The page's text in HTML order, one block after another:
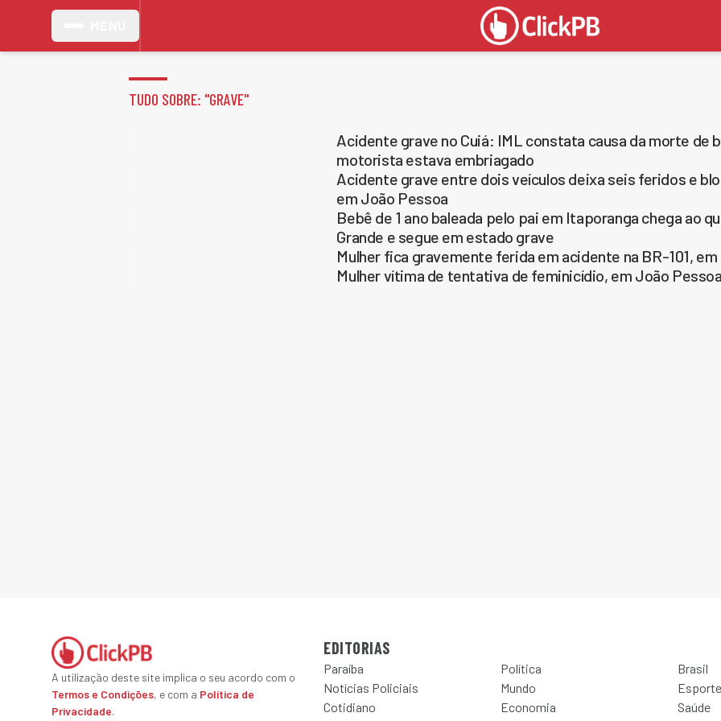
TUDO SOBRE: "GRAVE"
Acidente grave no Cuiá: IML constata causa da morte de
motorista estava embriagado
Acidente grave entre dois veículos deixa seis feridos e
em João Pessoa
Bebê de 1 ano baleada pelo pai em Itaporanga chega ao
Grande e segue em estado grave
Mulher fica gravemente ferida em acidente na BR-101,
Mulher vítima de tentativa de feminicídio, em João
A utilização deste site implica o seu acordo com o
Termos e Condições, e com a Política de
Privacidade.
EDITORIAS
Paraíba Política
Brasil
Notícias Policiais
Mundo
Esporte
Cotidiano
Economia
Saúde